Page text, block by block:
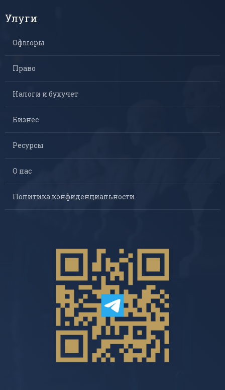
Улуги
Офшоры
Право
Налоги и бухучет
Бизнес
Ресурсы
О нас
Политика конфиденциальности